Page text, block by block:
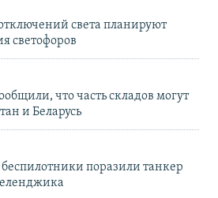
света планируют
светофоров
что часть складов могут
и Беларусь
поразили танкер